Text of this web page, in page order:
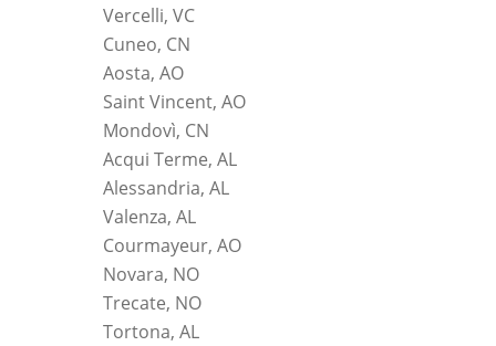
Vercelli, VC
Cuneo, CN
Aosta, AO
Saint Vincent, AO
Mondovì, CN
Acqui Terme, AL
Alessandria, AL
Valenza, AL
Courmayeur, AO
Novara, NO
Trecate, NO
Tortona, AL